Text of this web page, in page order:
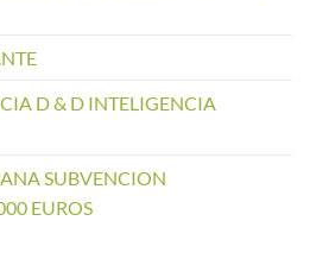
D & D INTELIGENCIA
SUBVENCION
EUROS